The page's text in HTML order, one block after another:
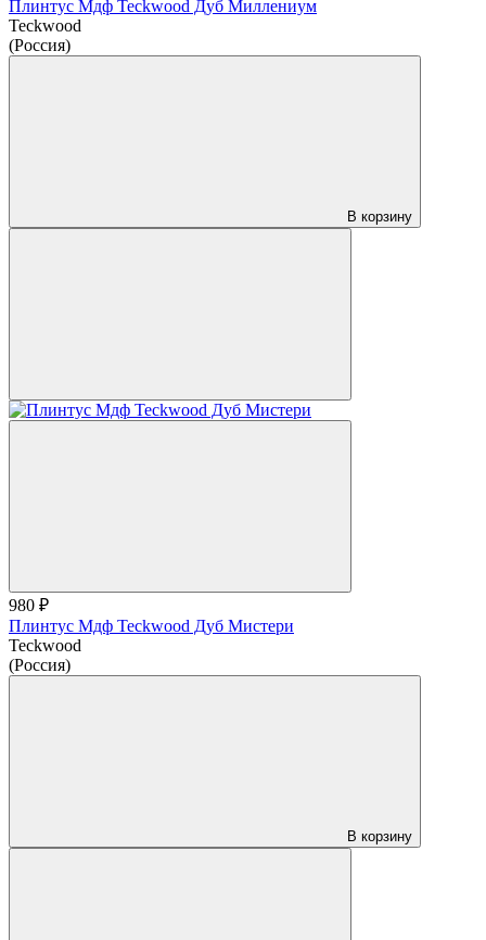
Плинтус Мдф Teckwood Дуб Миллениум
Teckwood
(Россия)
В корзину
980 ₽
Плинтус Мдф Teckwood Дуб Мистери
Teckwood
(Россия)
В корзину